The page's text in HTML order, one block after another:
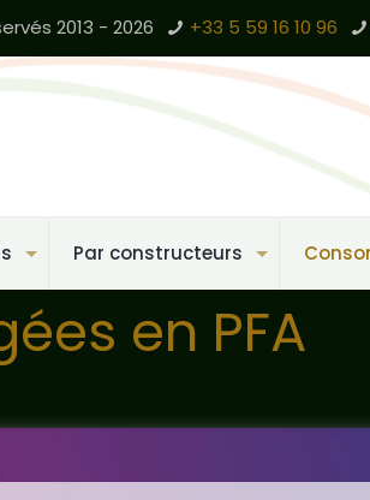
2013 - 2026 +33 5 59 16 10 96
Par constructeurs
en PFA